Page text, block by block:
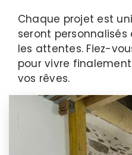
Chaque projet est
seront
les attentes. Fiez-
pour vivre
vos rêves.